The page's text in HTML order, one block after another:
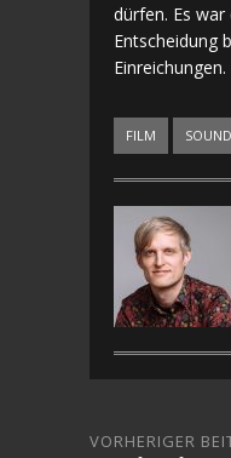
dürfen. Es
Entscheidung
Einreichungen.
FILM
VORHERIGER